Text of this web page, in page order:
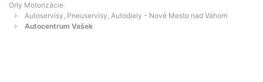
Orly Motorizácie
Autoservisy, Pneuservisy, Autodiely - Nové Mesto nad Váhom
Autocentrum Vašek